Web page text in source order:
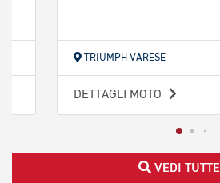
TRIUMPH VARESE
DETTAGLI MOTO
VEDI TUTTE